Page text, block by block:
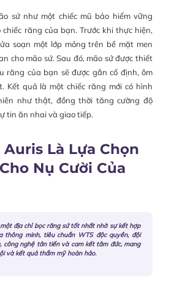
sứ như một chiếc mũ bảo hiểm vững
răng của bạn. Trước khi thực hiện,
soạn một lớp mỏng trên bề mặt men
cho mão sứ. Sau đó, mão sứ được thiết
răng của bạn sẽ được gắn cố định, ôm
Kết quả là một chiếc răng mới có hình
như thật, đồng thời tăng cường độ
tin ăn nhai và giao tiếp.
Auris Là Lựa Chọn
Nụ Cười Của
địa chỉ bọc răng sứ tốt nhất nhờ sự kết hợp
thông minh, tiêu chuẩn WTS độc quyền, đội
công nghệ tân tiến và cam kết tâm đức, mang
và kết quả thẩm mỹ hoàn hảo.